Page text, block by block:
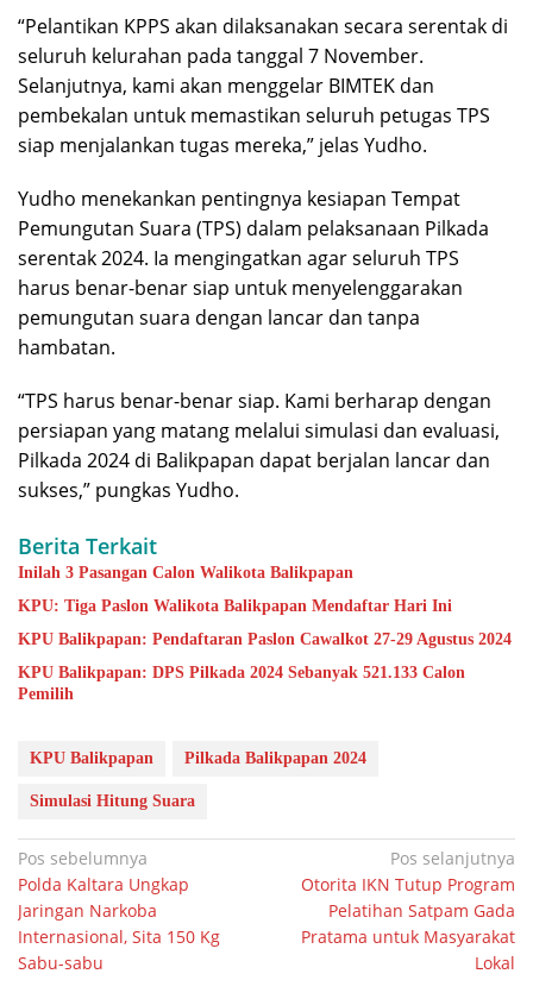
“Pelantikan KPPS akan dilaksanakan secara serentak di
seluruh kelurahan pada tanggal 7 November.
Selanjutnya, kami akan menggelar BIMTEK dan
pembekalan untuk memastikan seluruh petugas TPS
siap menjalankan tugas mereka,” jelas Yudho.
Yudho menekankan pentingnya kesiapan Tempat
Pemungutan Suara (TPS) dalam pelaksanaan Pilkada
serentak 2024. Ia mengingatkan agar seluruh TPS
harus benar-benar siap untuk menyelenggarakan
pemungutan suara dengan lancar dan tanpa
hambatan.
“TPS harus benar-benar siap. Kami berharap dengan
persiapan yang matang melalui simulasi dan evaluasi,
Pilkada 2024 di Balikpapan dapat berjalan lancar dan
sukses,” pungkas Yudho.
Berita Terkait
Inilah 3 Pasangan Calon Walikota Balikpapan
KPU: Tiga Paslon Walikota Balikpapan Mendaftar Hari Ini
KPU Balikpapan: Pendaftaran Paslon Cawalkot 27-29 Agustus 2024
KPU Balikpapan: DPS Pilkada 2024 Sebanyak 521.133 Calon
Pemilih
KPU Balikpapan Pilkada Balikpapan 2024
Simulasi Hitung Suara
Navigasi
pos
Pos sebelumnya
Polda Kaltara Ungkap
Jaringan Narkoba
Internasional, Sita 150 Kg
Sabu-sabu
Pos selanjutnya
Otorita IKN Tutup Program
Pelatihan Satpam Gada
Pratama untuk Masyarakat
Lokal